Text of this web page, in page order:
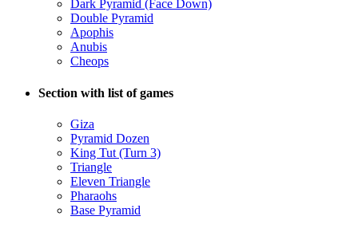
Dark Pyramid (Face Down)
Double Pyramid
Apophis
Anubis
Cheops
Section with list of games
Giza
Pyramid Dozen
King Tut (Turn 3)
Triangle
Eleven Triangle
Pharaohs
Base Pyramid